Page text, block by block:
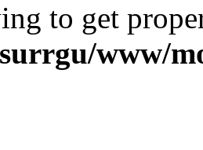
to get
www/